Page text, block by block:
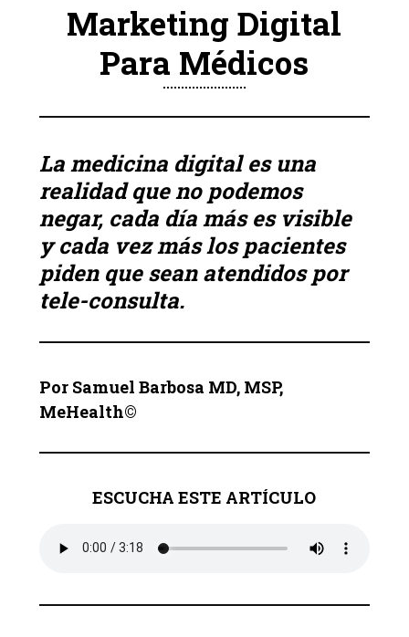
Marketing Digital
Para Médicos
La medicina digital es una
realidad que no podemos
negar, cada día más es visible
y cada vez más los pacientes
piden que sean atendidos por
tele-consulta.
Por Samuel Barbosa MD, MSP,
MeHealth©
ESCUCHA ESTE ARTÍCULO